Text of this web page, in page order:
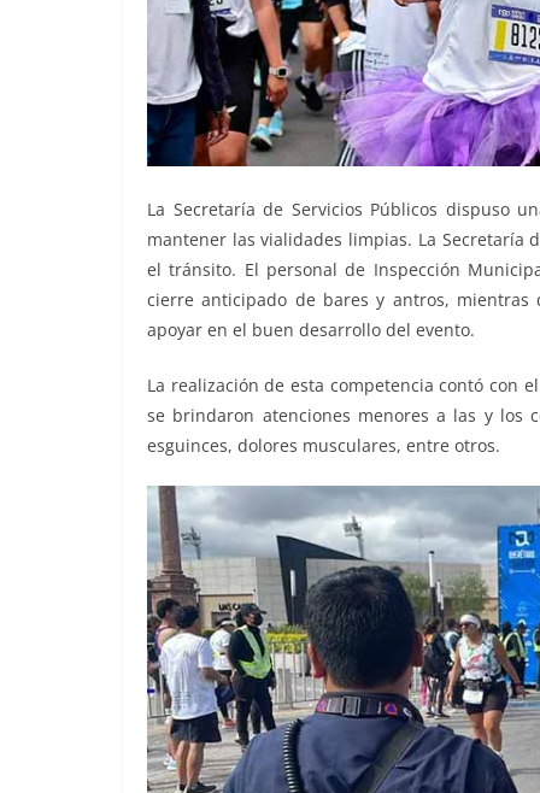
La Secretaría de Servicios Públicos dispuso
mantener las vialidades limpias. La Secretaría
el tránsito. El personal de Inspección
cierre anticipado de bares y antros, mientras
apoyar en el buen desarrollo del evento.
La realización de esta competencia contó con
se brindaron atenciones menores a las y los
esguinces, dolores musculares, entre otros.